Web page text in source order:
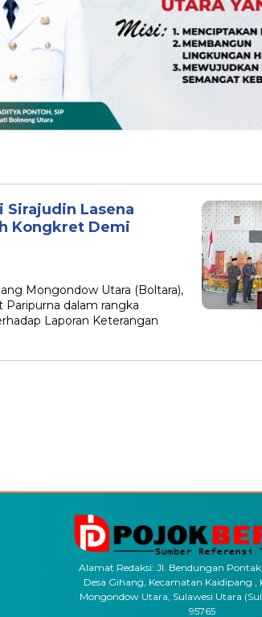
Sirajudin Lasena
Kongkret Demi
Mongondow Utara (Boltara),
Paripurna dalam rangka
Laporan Keterangan
Alamat Redaksi: Jl. Bendungan
Desa Gihang, Kecamatan Kaidipang ,
Mongondow Utara, Sulawesi Utara
95765